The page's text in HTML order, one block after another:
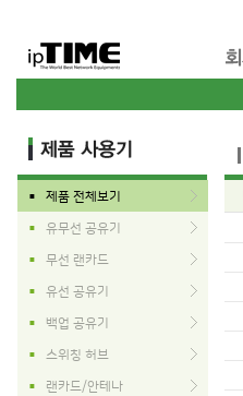
■ 제품 전체보기
■ 유무선 공유기
■ 무선 랜카드
■ 유선 공유기
■ 백업 공유기
■ 스위칭 허브
■ 랜카드/안테나